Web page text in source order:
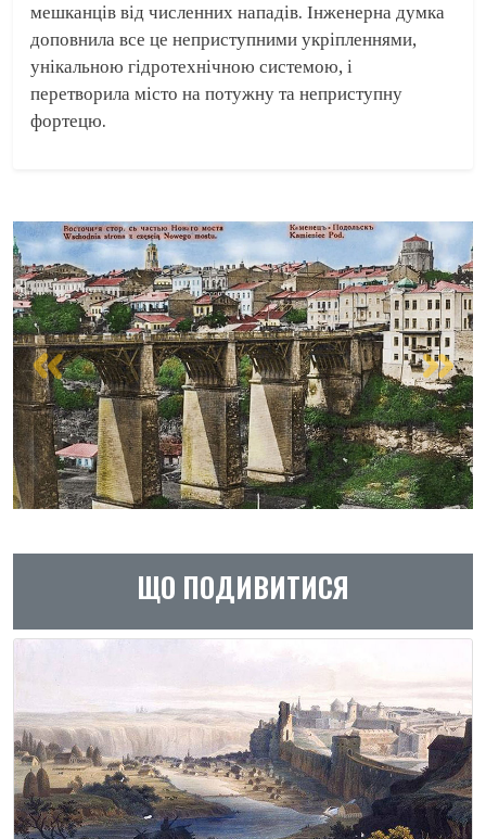
мешканців від численних нападів. Інженерна думка
доповнила все це неприступними укріпленнями,
унікальною гідротехнічною системою, і
перетворила місто на потужну та неприступну
фортецю.
ЩО ПОДИВИТИСЯ